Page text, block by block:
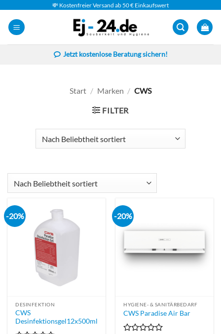
Inhalt
springen
💸 Kostenfreier Versand ab 50 € Einkaufswert
Jetzt kostenlose Beratung sichern!
Start / Marken / CWS
FILTER
-20%
DESINFEKTION
CWS
Desinfektionsgel12x500ml
-20%
HYGIENE- & SANITÄRBEDARF
CWS Paradise Air Bar